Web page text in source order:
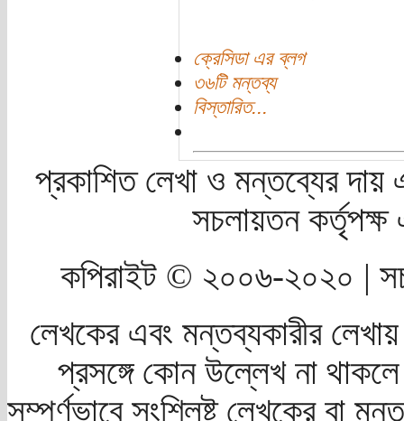
ক্রেসিডা এর ব্লগ
৩৬টি মন্তব্য
বিস্তারিত...
প্রকাশিত লেখা ও মন্তব্যের দায়
সচলায়তন
কপিরাইট © ২০০৬-২০২০ |
লেখকের এবং মন্তব্যকারীর
প্রসঙ্গে কোন উল্লেখ না
সম্পূর্ণভাবে সংশ্লিষ্ট লেখকের বা